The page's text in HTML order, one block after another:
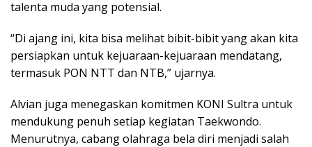
talenta muda yang potensial.
“Di ajang ini, kita bisa melihat bibit-bibit yang akan kita
persiapkan untuk kejuaraan-kejuaraan mendatang,
termasuk PON NTT dan NTB,” ujarnya.
Alvian juga menegaskan komitmen KONI Sultra untuk
mendukung penuh setiap kegiatan Taekwondo.
Menurutnya, cabang olahraga bela diri menjadi salah